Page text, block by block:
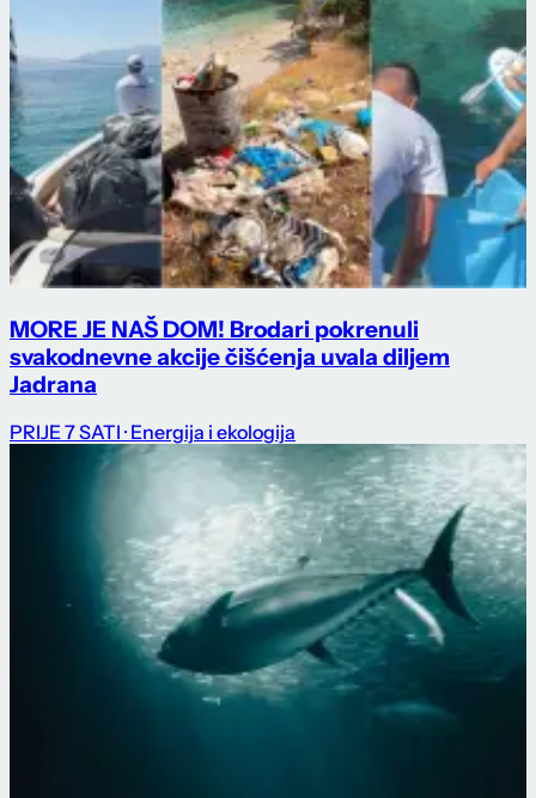
MORE JE NAŠ DOM! Brodari pokrenuli
svakodnevne akcije čišćenja uvala diljem
Jadrana
PRIJE 7 SATI · Energija i ekologija